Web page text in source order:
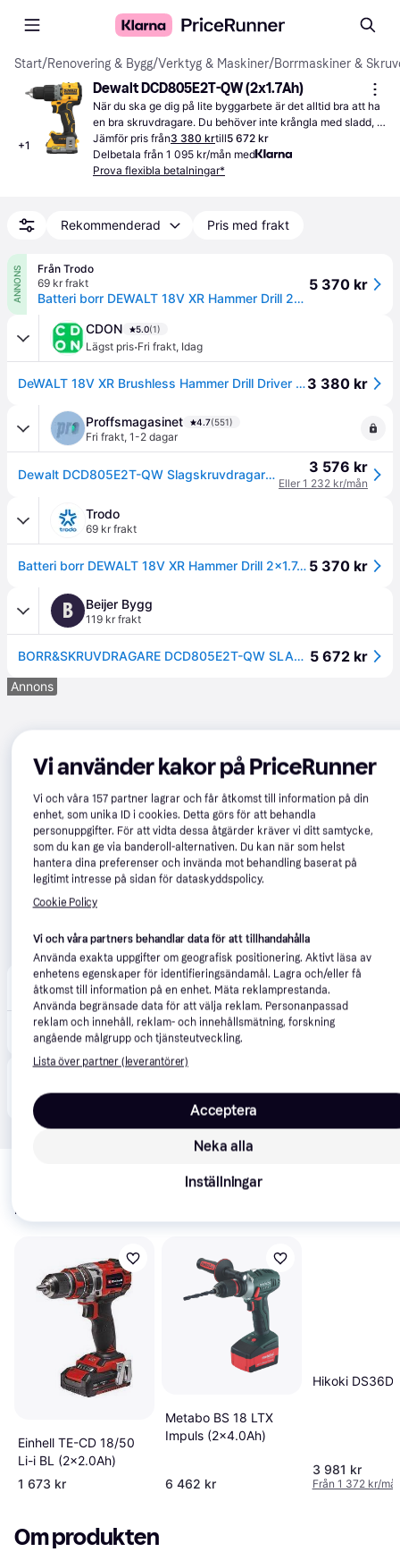
Start/Renovering & Bygg/Verktyg & Maskiner/Borrmaskiner &
+1
Dewalt DCD805E2T-QW (2x1.7Ah)
När du ska ge dig på lite byggarbete är det alltid bra att ha
en bra skruvdragare. Du behöver inte krångla med sladd,
då den drivs av uppladdningsbart batteri.
Jämför pris från3 380 krtill5 672 kr
Delbetala från 1 095 kr/mån med
Prova flexibla betalningar*
Rekommenderad Pris med frakt
ANNONS
Från Trodo
69 kr frakt
Batteri borr DEWALT 18V XR Hammer Drill 2x1.7Ah
5 370 kr
CDON 5.0(1)
Lägst pris·Fri frakt, Idag
DeWALT 18V XR Brushless Hammer Drill Driver - 2 X 1.7Ah POWERSTACK Battery DCD805E2T-QW3 380 kr
Proffsmagasinet 4.7(551)
Fri frakt, 1-2 dagar
Dewalt DCD805E2T-QW Slagskruvdragare med batteri och laddare 3 576 kr
Eller 1 232 kr/mån
Trodo
69 kr frakt
Batteri borr DEWALT 18V XR Hammer Drill 2x1.7Ah 5 370 kr
B Beijer Bygg
119 kr frakt
BORR&SKRUVDRAGARE DCD805E2T-QW SLAG XR TSTAK 2XDCBP034 18V | Beijerbygg Byggmaterial 5 672 kr
Annons
Verkter
Förbeställ
3 687 kr
samarbeta med PriceRunner.
Vi har plockat fram ett urval av produkter som kanske skulle
intressera dig.
Einhell TE-CD 18/50
Li-i BL (2x2.0Ah)
1 673 kr
Metabo BS 18 LTX
Impuls (2x4.0Ah)
6 462 kr
Hikoki
3 981 kr
Från 1 372 kr/
Om produkten
Vi använder kakor på PriceRunner
Vi och våra 157partner lagrar och får åtkomst till information på din
enhet, som unika ID i cookies. Detta görs för att behandla
personuppgifter. För att vidta dessa åtgärder kräver vi ditt samtycke,
som du kan ge via banderoll-alternativen. Du kan när som helst
hantera dina preferenser och invända mot behandling baserat på
legitimt intresse på sidan för dataskyddspolicy.
Cookie Policy
Vi och våra partners behandlar data för att tillhandahålla
Använda exakta uppgifter om geografisk positionering. Aktivt läsa av
enhetens egenskaper för identifieringsändamål. Lagra och/eller få
åtkomst till information på en enhet. Mäta reklamprestanda.
Använda begränsade data för att välja reklam. Personanpassad
reklam och innehåll, reklam- och innehållsmätning, forskning
angående målgrupp och tjänsteutveckling.
Lista över partner (leverantörer)
Neka alla
Acceptera
Inställningar